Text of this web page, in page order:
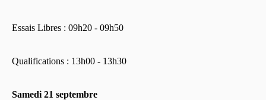
Essais Libres : 09h20 - 09h50
Qualifications : 13h00 - 13h30
Samedi 21 septembre